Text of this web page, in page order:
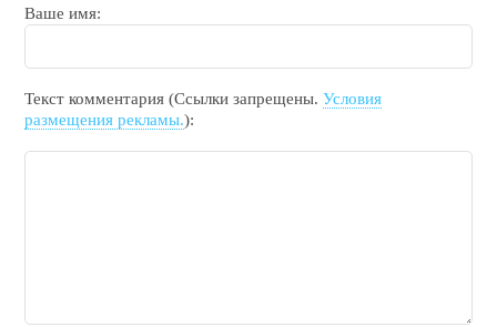
Ваше имя:
Текст комментария (Ссылки запрещены.Условия
размещения рекламы.):